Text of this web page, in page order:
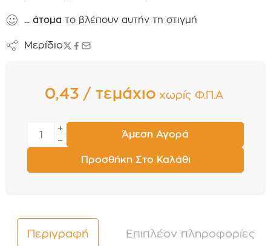
... άτομα το βλέπουν αυτήν τη στιγμή
Μερίδιο
0,43 / τεμάχιο χωρίς Φ.Π.Α
Προσθήκη Στο Καλάθι
Άμεση Αγορά
Περιγραφή Επιπλέον πληροφορίες